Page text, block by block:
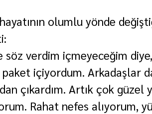
olumlu yönde
verdim içmeyeceğim diye,
içiyordum. Arkadaşlar
çıkardım. Artık çok güzel
Rahat nefes alıyorum,